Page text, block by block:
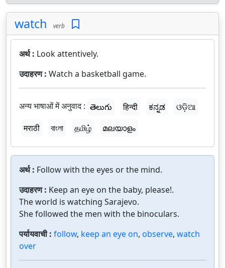
watch verb
अर्थ : Look attentively.
उदाहरण : Watch a basketball game.
अन्य भाषाओं में अनुवाद : తెలుగు हिन्दी ಕನ್ನಡ
ଓଡ଼ିଆ
मराठी
বাংলা தமிழ் മലയാളം
अर्थ : Follow with the eyes or the mind.
उदाहरण : Keep an eye on the baby, please!.
The world is watching Sarajevo.
She followed the men with the binoculars.
पर्यायवाची : follow, keep an eye on, observe, watch
over